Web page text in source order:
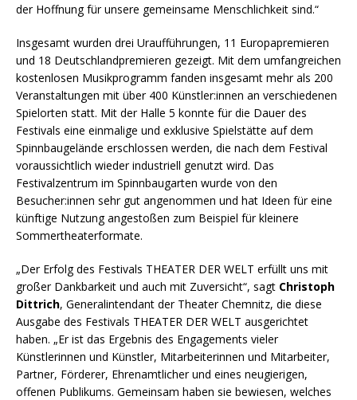
der Hoffnung für unsere gemeinsame Menschlichkeit sind.“
Insgesamt wurden drei Uraufführungen, 11 Europapremieren
und 18 Deutschlandpremieren gezeigt. Mit dem umfangreichen
kostenlosen Musikprogramm fanden insgesamt mehr als 200
Veranstaltungen mit über 400 Künstler:innen an verschiedenen
Spielorten statt. Mit der Halle 5 konnte für die Dauer des
Festivals eine einmalige und exklusive Spielstätte auf dem
Spinnbaugelände erschlossen werden, die nach dem Festival
voraussichtlich wieder industriell genutzt wird. Das
Festivalzentrum im Spinnbaugarten wurde von den
Besucher:innen sehr gut angenommen und hat Ideen für eine
künftige Nutzung angestoßen zum Beispiel für kleinere
Sommertheaterformate.
„Der Erfolg des Festivals THEATER DER WELT erfüllt uns mit
großer Dankbarkeit und auch mit Zuversicht“, sagt Christoph
Dittrich, Generalintendant der Theater Chemnitz, die diese
Ausgabe des Festivals THEATER DER WELT ausgerichtet
haben. „Er ist das Ergebnis des Engagements vieler
Künstlerinnen und Künstler, Mitarbeiterinnen und Mitarbeiter,
Partner, Förderer, Ehrenamtlicher und eines neugierigen,
offenen Publikums. Gemeinsam haben sie bewiesen, welches